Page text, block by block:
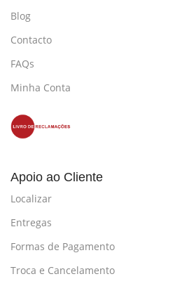
Blog
Contacto
FAQs
Minha Conta
Apoio ao Cliente
Localizar
Entregas
Formas de Pagamento
Troca e Cancelamento